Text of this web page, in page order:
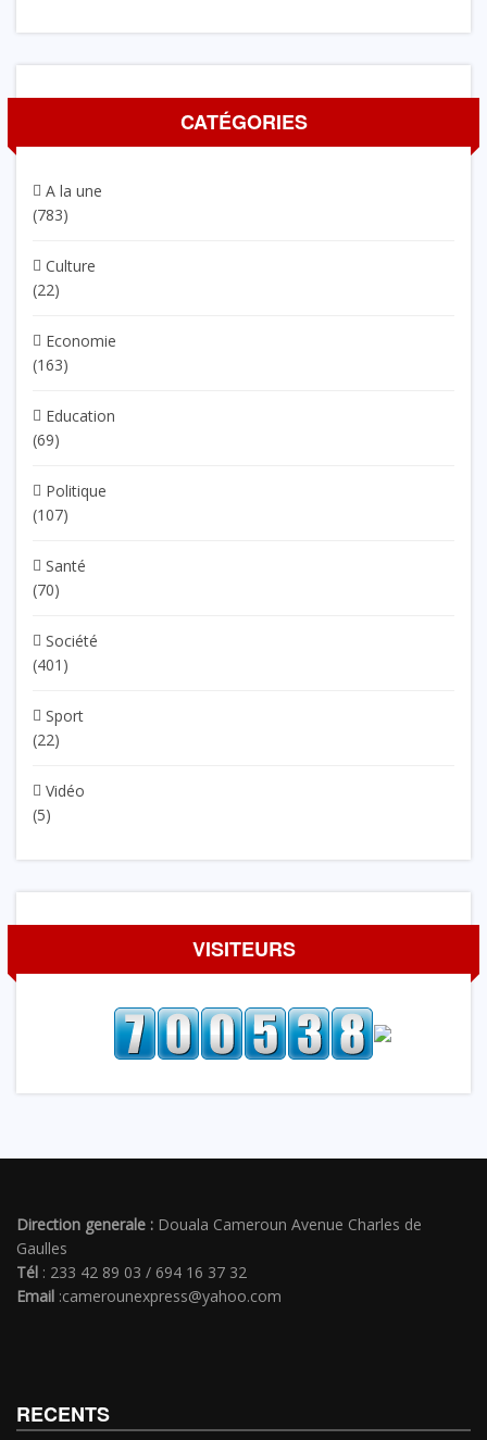
CATÉGORIES
A la une
(783)
Culture
(22)
Economie
(163)
Education
(69)
Politique
(107)
Santé
(70)
Société
(401)
Sport
(22)
Vidéo
(5)
VISITEURS
Direction generale : Douala Cameroun Avenue Charles de
Gaulles
Tél : 233 42 89 03 / 694 16 37 32
Email :camerounexpress@yahoo.com
RECENTS